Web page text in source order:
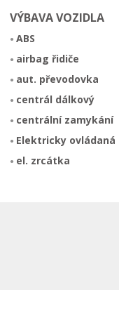
VÝBAVA VOZIDLA
ABS
airbag řidiče
aut. převodovka
centrál dálkový
centrální zamykání
Elektricky ovládaná
el. zrcátka